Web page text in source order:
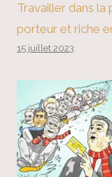
Travailler dans la
porteur et riche
15 juillet 2023